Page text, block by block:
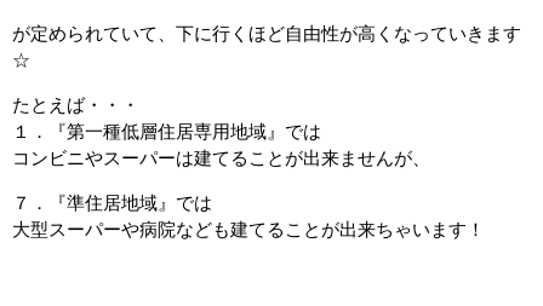
が定められていて、下に行くほど自由性が高くなっていきます
☆
たとえば・・・
１．『第一種低層住居専用地域』では
コンビニやスーパーは建てることが出来ませんが、
７．『準住居地域』では
大型スーパーや病院なども建てることが出来ちゃいます！